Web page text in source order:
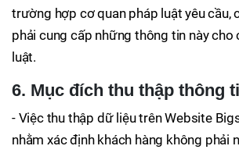
trường hợp cơ quan pháp luật yêu cầu,
phải cung cấp những thông tin này cho
luật.
6. Mục đích thu thập thông
- Việc thu thập dữ liệu trên Website
nhằm xác định khách hàng không phải